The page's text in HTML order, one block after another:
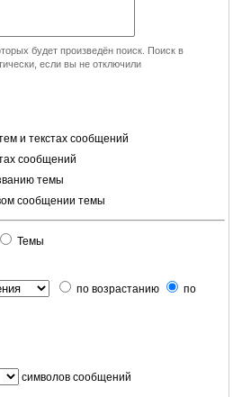
будет произведён поиск. Поиск в
если вы не отключили
и текстах сообщений
сообщений
темы
сообщении темы
Темы
по возрастанию
по
символов сообщений